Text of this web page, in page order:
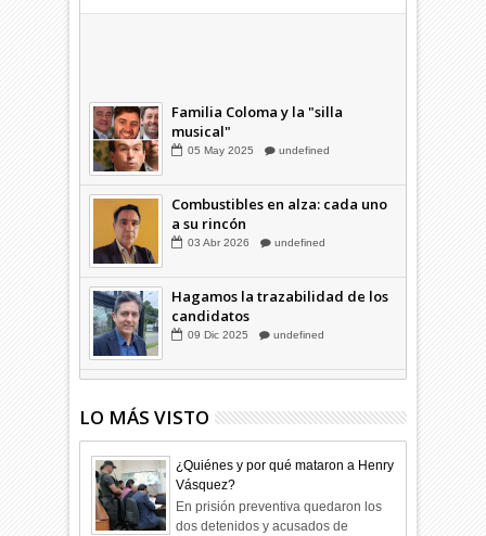
Familia Coloma y la "silla
musical"
Combustibles en alza: cada uno
a su rincón
Hagamos la trazabilidad de los
candidatos
LO MÁS VISTO
¿Quiénes y por qué mataron a Henry
Vásquez?
En prisión preventiva quedaron los
dos detenidos y acusados de